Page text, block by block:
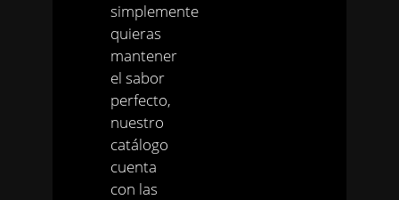
simplemente
quieras
mantener
el sabor
perfecto,
nuestro
catálogo
cuenta
con las